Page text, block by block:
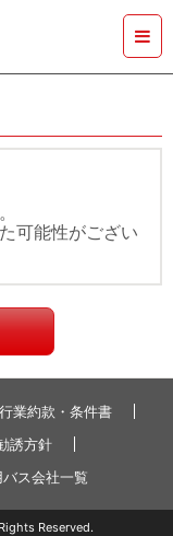
可能性がござい
業約款・条件書
誘方針
ス会社一覧
Reserved.